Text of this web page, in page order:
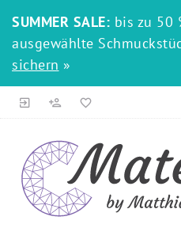
SUMMER SALE: bis zu 50
ausgewählte
sichern »